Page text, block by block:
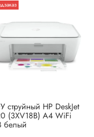
струйный HP DeskJet
(3XV18B) A4 WiFi
белый